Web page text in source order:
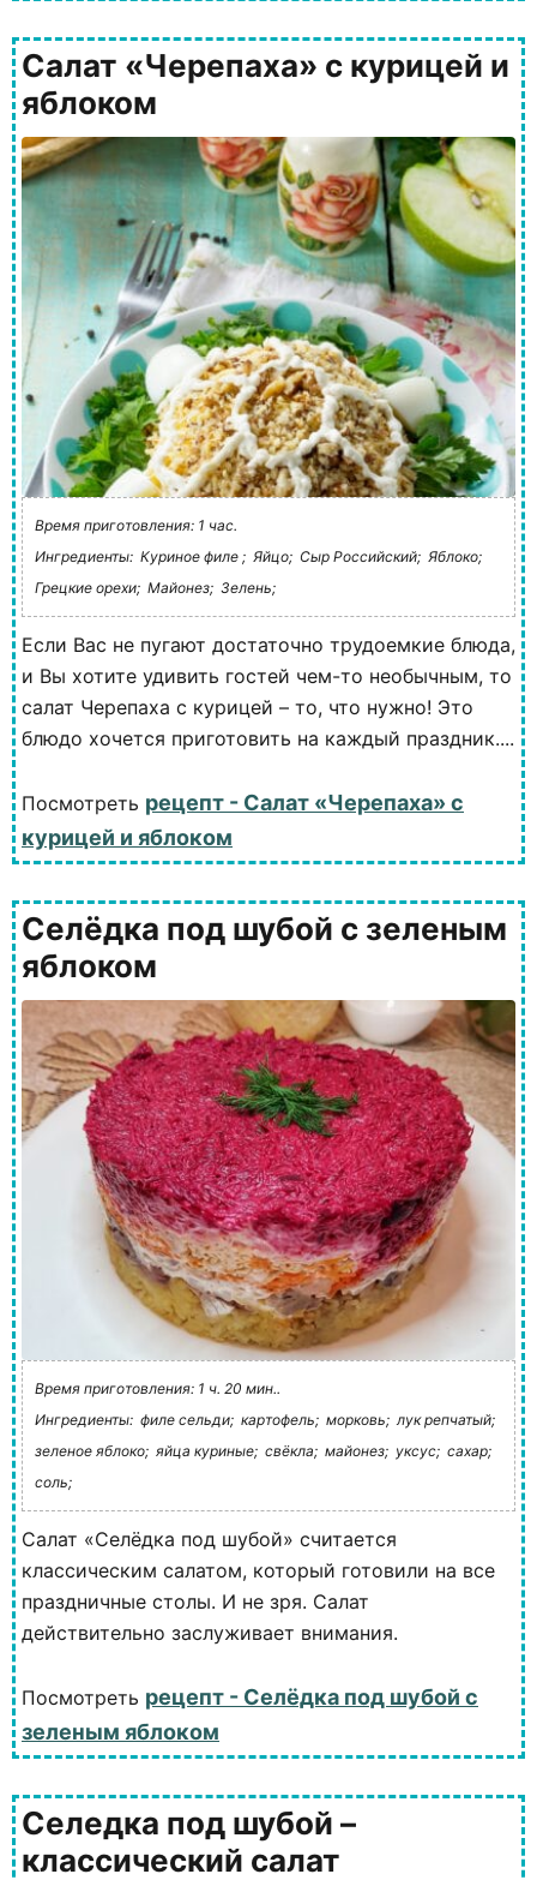
Салат «Черепаха» с курицей и
яблоком
Время приготовления: 1 час.
Ингредиенты: Куриное филе ; Яйцо; Сыр Российский; Яблоко;
Грецкие орехи; Майонез; Зелень;
Если Вас не пугают достаточно трудоемкие блюда,
и Вы хотите удивить гостей чем-то необычным, то
салат Черепаха с курицей – то, что нужно! Это
блюдо хочется приготовить на каждый праздник....
Посмотреть рецепт - Салат «Черепаха» с
курицей и яблоком
Селёдка под шубой с зеленым
яблоком
Время приготовления: 1 ч. 20 мин..
Ингредиенты: филе сельди; картофель; морковь; лук репчатый;
зеленое яблоко; яйца куриные; свёкла; майонез; уксус; сахар;
соль;
Салат «Селёдка под шубой» считается
классическим салатом, который готовили на все
праздничные столы. И не зря. Салат
действительно заслуживает внимания.
Посмотреть рецепт - Селёдка под шубой с
зеленым яблоком
Селедка под шубой –
классический салат